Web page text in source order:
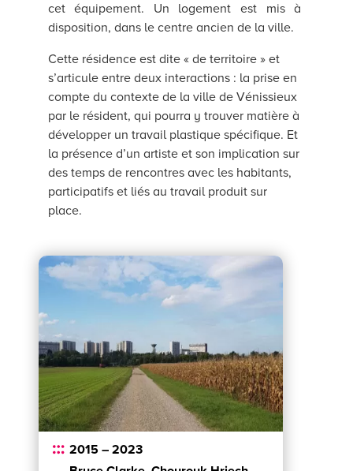
cet équipement. Un logement est mis à
disposition, dans le centre ancien de la ville.
Cette résidence est dite « de territoire » et
s’articule entre deux interactions : la prise en
compte du contexte de la ville de Vénissieux
par le résident, qui pourra y trouver matière à
développer un travail plastique spécifique. Et
la présence d’un artiste et son implication sur
des temps de rencontres avec les habitants,
participatifs et liés au travail produit sur
place.
2015 – 2023